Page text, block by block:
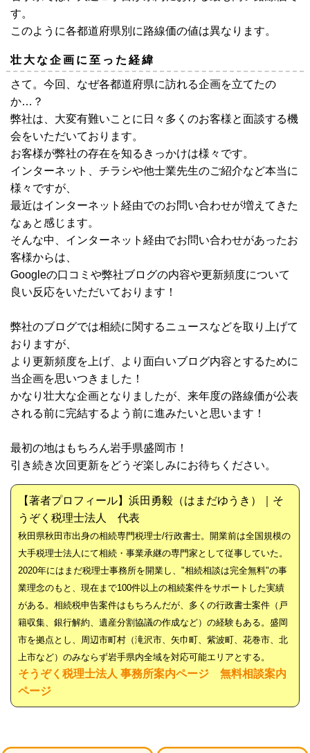
す。
このように各都道府県別に路線価の値は異なります。
壮大な企画に至った経緯
さて。今回、なぜ各都道府県に訪れる企画を立てたの
か…？
弊社は、大変有難いことに日々多くのお客様と面談する機
会をいただいております。
お客様が弊社の存在を知るきっかけは様々です。
インターネット、チラシや他士業先生のご紹介など本当に
様々ですが、
最近はインターネット経由でのお問い合わせが増えてきた
なぁと感じます。
そんな中、インターネット経由でお問い合わせがあったお
客様からは、
Googleの口コミや弊社ブログの内容や更新頻度について
良い反応をいただいております！
弊社のブログでは相続に関するニュースなどを取り上げて
おりますが、
より更新頻度を上げ、より面白いブログ内容とするために
当企画を思いつきました！
かなり壮大な企画となりましたが、来年度の路線価が公表
される前に完結するよう前に進みたいと思います！
最初の地はもちろん岩手県盛岡市！
引き続き次回更新をどうぞ楽しみにお待ちください。
【著者プロフィール】浜田勇毅（はまだゆうき）｜そ
うぞく税理士法人 代表
秋田県秋田市出身の相続専門税理士/行政書士。開業前は全国規模の
大手税理士法人にて相続・事業承継の専門家として従事していた。
2020年にはまだ税理士事務所を開業し、"相続相談は完全無料"の事
業理念のもと、現在まで100件以上の相続案件をサポートした実績
がある。相続税申告案件はもちろんだが、多くの行政書士案件（戸
籍収集、銀行解約、遺産分割協議の作成など）の経験もある。盛岡
市を拠点とし、周辺市町村（滝沢市、矢巾町、紫波町、花巻市、北
上市など）のみならず岩手県内全域を対応可能エリアとする。
そうぞく税理士法人 事務所案内ページ
無料相談案内
ページ